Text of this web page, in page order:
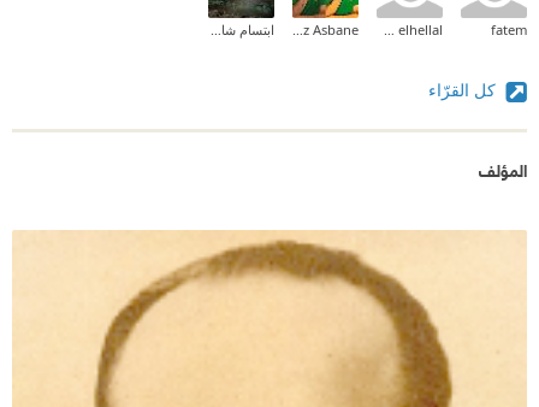
fatem
كل القرّاء
المؤلف